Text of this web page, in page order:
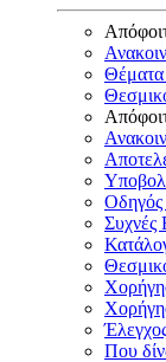
Θέματα
Συχνές
Που